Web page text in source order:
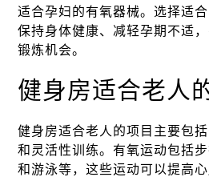
适合孕妇的有氧器械。选择适
保持身体健康、减轻孕期不适
锻炼机会。
健身房适合老人
健身房适合老人的项目主要包
和灵活性训练。有氧运动包括
和游泳等，这些运动可以提高